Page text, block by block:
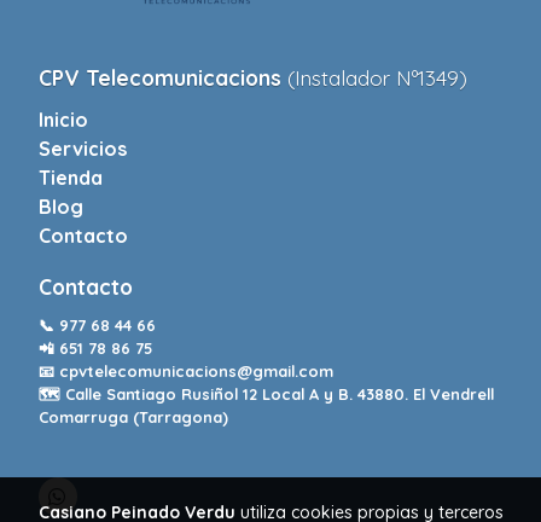
CPV Telecomunicacions (Instalador Nº1349)
Inicio
Servicios
Tienda
Blog
Contacto
Contacto
📞 977 68 44 66
📲 651 78 86 75
📧 cpvtelecomunicacions@gmail.com
🗺️ Calle Santiago Rusiñol 12 Local A y B. 43880. El Vendrell
Comarruga (Tarragona)
Casiano Peinado Verdu utiliza cookies propias y terceros